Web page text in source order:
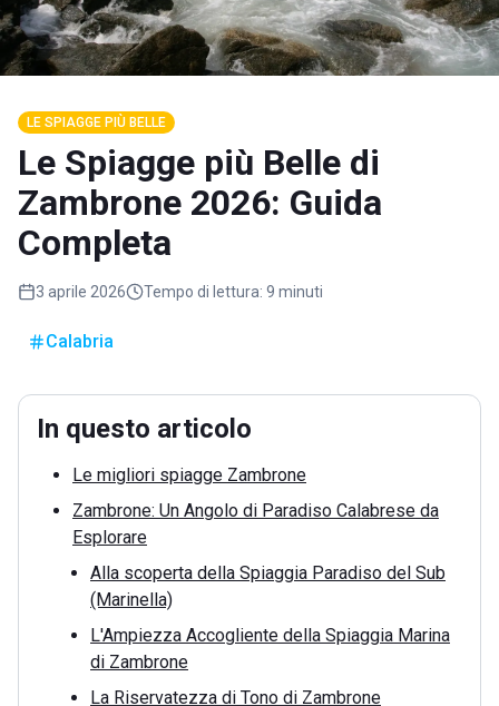
LE SPIAGGE PIÙ BELLE
Le Spiagge più Belle di
Zambrone 2026: Guida
Completa
3 aprile 2026 Tempo di lettura: 9 minuti
Calabria
In questo articolo
Le migliori spiagge Zambrone
Zambrone: Un Angolo di Paradiso Calabrese da
Esplorare
Alla scoperta della Spiaggia Paradiso del Sub
(Marinella)
L'Ampiezza Accogliente della Spiaggia Marina
di Zambrone
La Riservatezza di Tono di Zambrone